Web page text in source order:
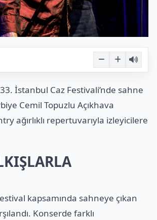
İstanbul Caz Festivali’nde sahne
Cemil Topuzlu Açıkhava
ağırlıklı repertuvarıyla izleyicilere
kapsamında sahneye çıkan
Konserde farklı